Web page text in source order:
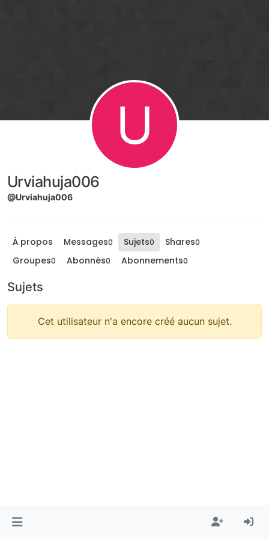
U
Urviahuja006
@Urviahuja006
À propos Messages0 Sujets0 Shares0
Groupes0 Abonnés0 Abonnements0
Sujets
Cet utilisateur n'a encore créé aucun sujet.